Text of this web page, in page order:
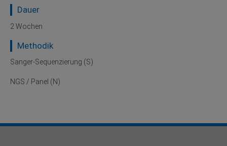
Dauer
2 Wochen
Methodik
Sanger-Sequenzierung (S)
NGS / Panel (N)